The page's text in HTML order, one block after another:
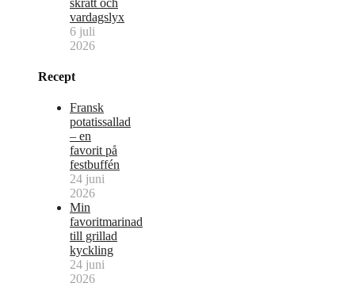
vardagslyx
6 juli
2026
Recept
Fransk
potatissallad
– en
favorit på
festbuffén
24 juni
2026
Min
favoritmarinad
till grillad
kyckling
24 juni
2026